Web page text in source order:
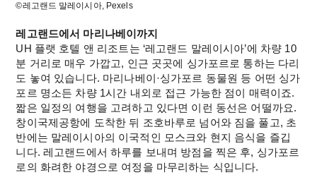
©레고랜드 말레이시아, Pexels
레고랜드에서 마리나베이까지
UH 플랫 호텔 앤 리조트는 ‘레고랜드 말레이시아’에 차량 10
분 거리로 매우 가깝고, 인근 곳곳에 싱가포르로 통하는 다리
도 놓여 있습니다. 마리나베이·싱가포르 동물원 등 어떤 싱가
포르 명소든 차량 1시간 내외로 접근 가능한 점이 매력이죠.
짧은 일정의 여행을 고려하고 있다면 이런 동선은 어떨까요.
창이국제공항에 도착한 뒤 조호바루로 넘어와 짐을 풀고, 초
반에는 말레이시아의 이국적인 모스크와 현지 음식을 즐깁
니다. 레고랜드에서 하루를 보내며 방점을 찍은 후, 싱가포르
로의 화려한 야경으로 여정을 마무리하는 식입니다.